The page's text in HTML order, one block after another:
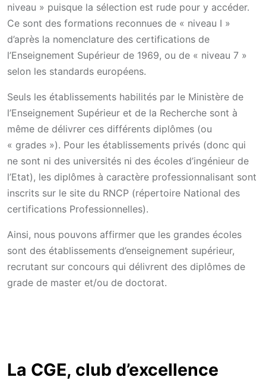
niveau » puisque la sélection est rude pour y accéder.
Ce sont des formations reconnues de « niveau I »
d’après la nomenclature des certifications de
l’Enseignement Supérieur de 1969, ou de « niveau 7 »
selon les standards européens.
Seuls les établissements habilités par le Ministère de
l’Enseignement Supérieur et de la Recherche sont à
même de délivrer ces différents diplômes (ou
« grades »). Pour les établissements privés (donc qui
ne sont ni des universités ni des écoles d’ingénieur de
l’Etat), les diplômes à caractère professionnalisant sont
inscrits sur le site du RNCP (répertoire National des
certifications Professionnelles).
Ainsi, nous pouvons affirmer que les grandes écoles
sont des établissements d’enseignement supérieur,
recrutant sur concours qui délivrent des diplômes de
grade de master et/ou de doctorat.
La CGE, club d’excellence